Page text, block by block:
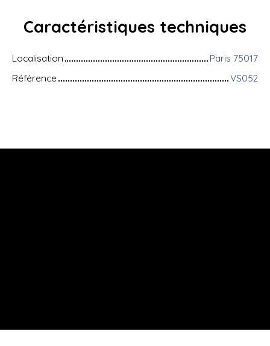
Caractéristiques techniques
Localisation
Paris 75017
Référence
VS052